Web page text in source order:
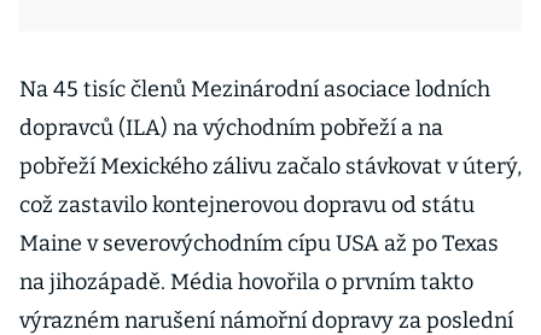
Na 45 tisíc členů Mezinárodní asociace lodních
dopravců (ILA) na východním pobřeží a na
pobřeží Mexického zálivu začalo stávkovat v úterý,
což zastavilo kontejnerovou dopravu od státu
Maine v severovýchodním cípu USA až po Texas
na jihozápadě. Média hovořila o prvním takto
výrazném narušení námořní dopravy za poslední